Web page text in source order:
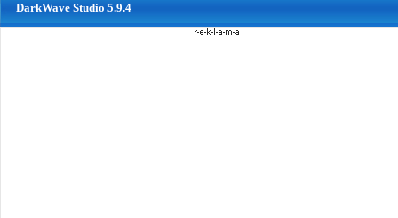
DarkWave Studio 5.9.4